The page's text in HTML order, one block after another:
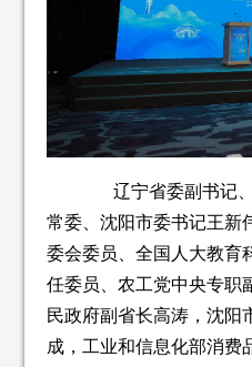
辽宁省委副书记、
常委、沈阳市委书记王新
委会委员、全国人大教育
任委员、农工党中央专职
民政府副省长高涛，沈阳
成，工业和信息化部消费